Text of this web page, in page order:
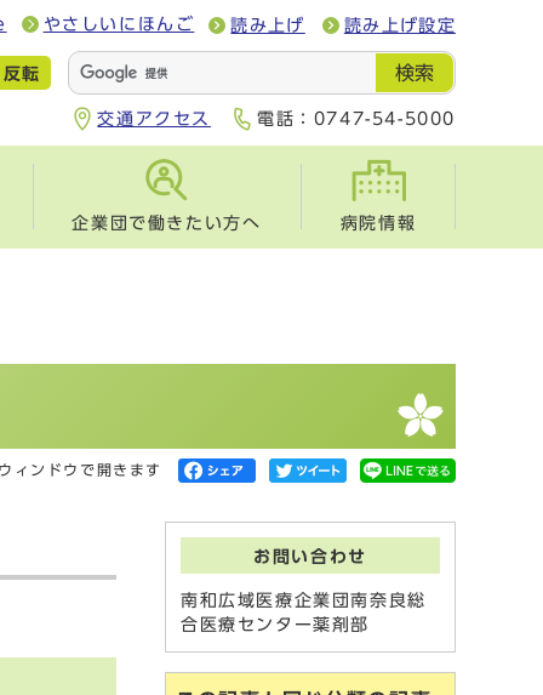
やさしいにほんご 読み上げ 読み上げ設定
反転 検索
交通アクセス 電話： 0747-54-5000
企業団で働きたい方へ 病院情報
ィンドウで開きます
お問い合わせ
南和広域医療企業団南奈良総
合医療センター薬剤部